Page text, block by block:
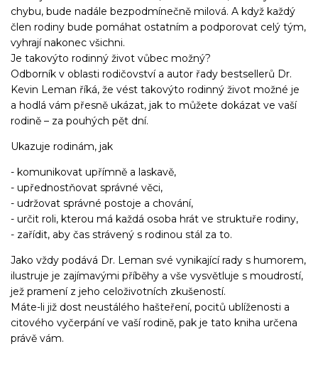
chybu, bude nadále bezpodmínečně milová. A když každý
člen rodiny bude pomáhat ostatním a podporovat celý tým,
vyhrají nakonec všichni.
Je takovýto rodinný život vůbec možný?
Odborník v oblasti rodičovství a autor řady bestsellerů Dr.
Kevin Leman říká, že vést takovýto rodinný život možné je
a hodlá vám přesně ukázat, jak to můžete dokázat ve vaší
rodině – za pouhých pět dní.
Ukazuje rodinám, jak
- komunikovat upřímně a laskavě,
- upřednostňovat správné věci,
- udržovat správné postoje a chování,
- určit roli, kterou má každá osoba hrát ve struktuře rodiny,
- zařídit, aby čas strávený s rodinou stál za to.
Jako vždy podává Dr. Leman své vynikající rady s humorem,
ilustruje je zajímavými příběhy a vše vysvětluje s moudrostí,
jež pramení z jeho celoživotních zkušeností.
Máte-li již dost neustálého hašteření, pocitů ublíženosti a
citového vyčerpání ve vaší rodině, pak je tato kniha určena
právě vám.